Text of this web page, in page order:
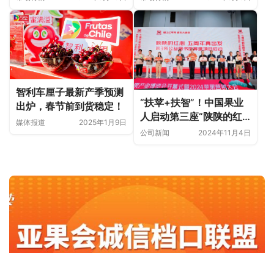
智利车厘子最新产季预测
出炉，春节前到货稳定！
媒体报道 2025年1月9日
“扶苹+扶智”！中国果业
人启动第三座“陕陕的红
心·书香校园公益图书馆”
公司新闻 2024年11月4日